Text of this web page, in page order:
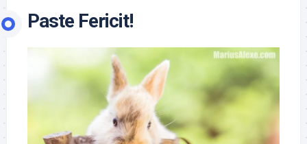
Paste Fericit!